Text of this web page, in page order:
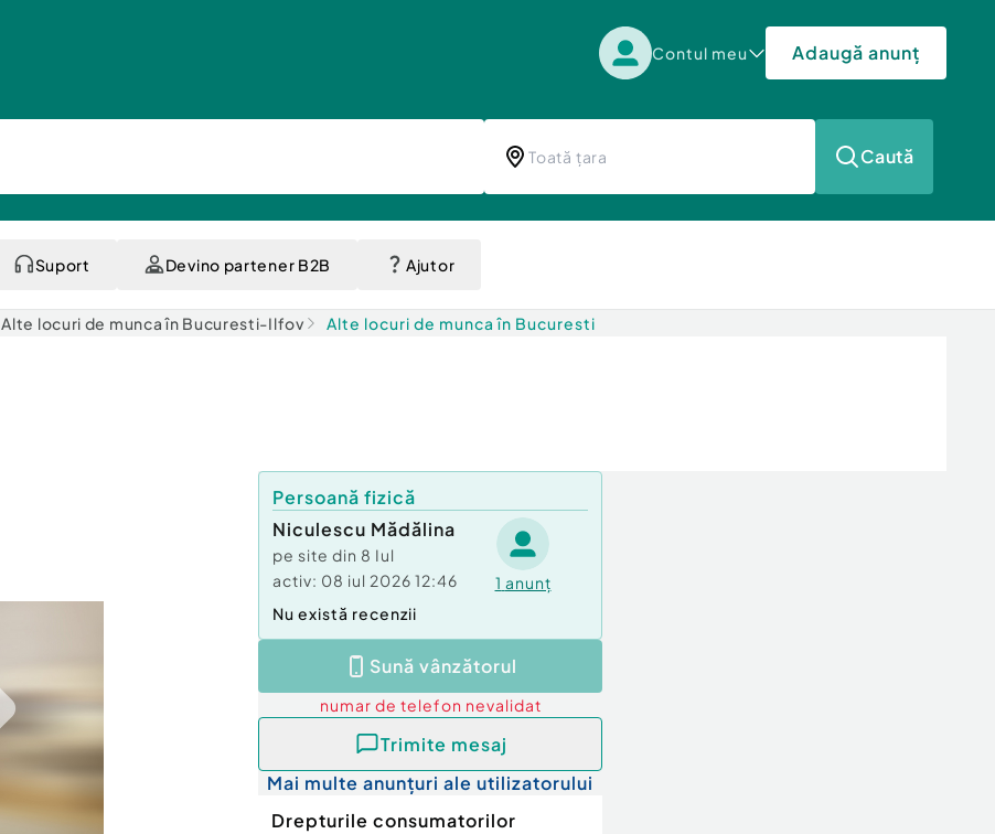
Contul meu Adaugă anunț
Caută
Suport Devino partener B2B Ajutor
Alte locuri de munca în Bucuresti-Ilfov Alte locuri de munca în Bucuresti
Persoană fizică
Niculescu Mădălina
pe site din 8 Iul
activ: 08 iul 2026 12:46 1 anunț
Nu există recenzii
Sună vânzătorul
numar de telefon nevalidat
Trimite mesaj
Mai multe anunțuri ale utilizatorului
Drepturile consumatorilor